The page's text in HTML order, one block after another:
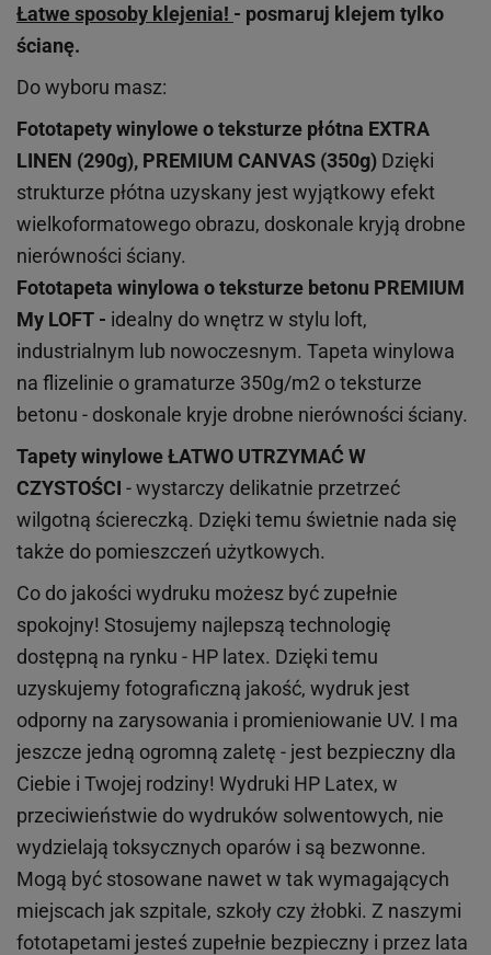
Łatwe sposoby klejenia! - posmaruj klejem tylko
ścianę.
Do wyboru masz:
Fototapety winylowe oteksturze płótna EXTRA
LINEN (290g), PREMIUM CANVAS (350g) Dzięki
strukturze płótna uzyskany jest wyjątkowy efekt
wielkoformatowego obrazu, doskonale kryją drobne
nierówności ściany.
Fototapeta winylowa oteksturze betonu PREMIUM
My LOFT - idealny do wnętrz w stylu loft,
industrialnym lub nowoczesnym. Tapeta winylowa
na flizelinie o gramaturze 350g/m2 o teksturze
betonu - doskonale kryje drobne nierówności ściany.
Tapety winyloweŁATWO UTRZYMAĆ W
CZYSTOŚCI - wystarczy delikatnie przetrzeć
wilgotną ściereczką. Dzięki temu świetnie nada się
także do pomieszczeń użytkowych.
Co do jakości wydruku możesz być zupełnie
spokojny! Stosujemy najlepszą technologię
dostępną na rynku - HP latex. Dzięki temu
uzyskujemy fotograficzną jakość, wydruk jest
odporny na zarysowania i promieniowanie UV. I ma
jeszcze jedną ogromną zaletę - jest bezpieczny dla
Ciebie i Twojej rodziny! Wydruki HP Latex, w
przeciwieństwie do wydruków solwentowych, nie
wydzielają toksycznych oparów i są bezwonne.
Mogą być stosowane nawet w tak wymagających
miejscach jak szpitale, szkoły czy żłobki. Z naszymi
fototapetami jesteś zupełnie bezpieczny i przez lata